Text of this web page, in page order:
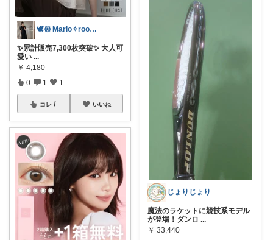
🕊𑁍 Mario✧room 𑁍🕊
✨累計販売7,300枚突破✨ 大人可
愛い ...
￥ 4,180
0 1 1
コレ いいね
じょりじょり
魔法のラケットに競技系モデル
が登場！ダンロ ...
￥ 33,440